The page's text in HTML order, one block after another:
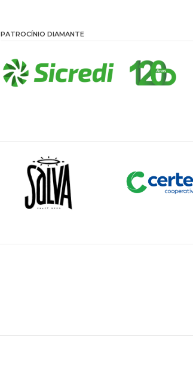
PATROCÍNIO DIAMANTE